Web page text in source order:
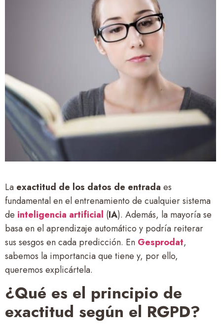
La exactitud de los datos de entrada es
fundamental en el entrenamiento de cualquier sistema
de inteligencia artificial (IA). Además, la mayoría se
basa en el aprendizaje automático y podría reiterar
sus sesgos en cada predicción. En Gesprodat,
sabemos la importancia que tiene y, por ello,
queremos explicártela.
¿Qué es el principio de
exactitud según el RGPD?